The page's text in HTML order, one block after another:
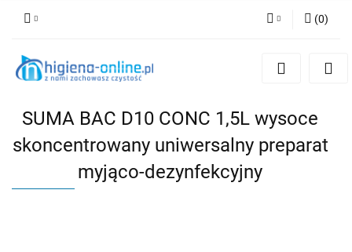
Zaloguj się
(0)
SUMA BAC D10 CONC 1,5L wysoce
skoncentrowany uniwersalny preparat
myjąco-dezynfekcyjny